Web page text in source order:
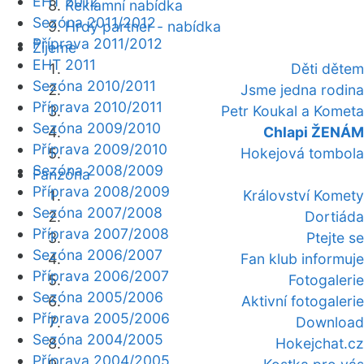
Reklamní nabídka
Hrdý partner - nabídka
Žijeme
Děti dětem
Jsme jedna rodina
Petr Koukal a Kometa
Chlapi ŽENÁM
Hokejová tombola
Fanzóna
Království Komety
Dortiáda
Ptejte se
Fan klub informuje
Fotogalerie
Aktivní fotogalerie
Download
Hokejchat.cz
Sezóna 2011/2012
Příprava 2011/2012
EHT 2011
Sezóna 2010/2011
Příprava 2010/2011
Sezóna 2009/2010
Příprava 2009/2010
Sezóna 2008/2009
Příprava 2008/2009
Sezóna 2007/2008
Příprava 2007/2008
Sezóna 2006/2007
Příprava 2006/2007
Sezóna 2005/2006
Příprava 2005/2006
Sezóna 2004/2005
Příprava 2004/2005